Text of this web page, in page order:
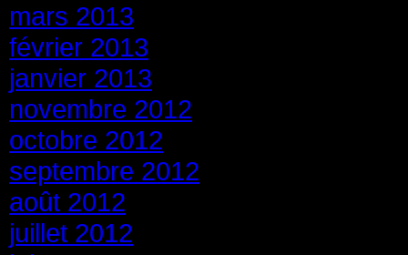
mars 2013
février 2013
janvier 2013
novembre 2012
octobre 2012
septembre 2012
août 2012
juillet 2012